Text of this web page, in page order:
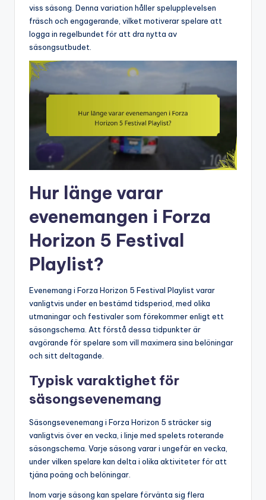
viss säsong. Denna variation håller spelupplevelsen
fräsch och engagerande, vilket motiverar spelare att
logga in regelbundet för att dra nytta av
säsongsutbudet.
Hur länge varar
evenemangen i Forza
Horizon 5 Festival
Playlist?
Evenemang i Forza Horizon 5 Festival Playlist varar
vanligtvis under en bestämd tidsperiod, med olika
utmaningar och festivaler som förekommer enligt ett
säsongschema. Att förstå dessa tidpunkter är
avgörande för spelare som vill maximera sina belöningar
och sitt deltagande.
Typisk varaktighet för
säsongsevenemang
Säsongsevenemang i Forza Horizon 5 sträcker sig
vanligtvis över en vecka, i linje med spelets roterande
säsongschema. Varje säsong varar i ungefär en vecka,
under vilken spelare kan delta i olika aktiviteter för att
tjäna poäng och belöningar.
Inom varje säsong kan spelare förvänta sig flera